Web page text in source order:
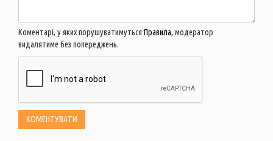
Коментарі, у яких порушуватимуться Правила, модератор
видалятиме без попереджень.